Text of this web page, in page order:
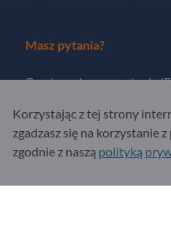
Masz pytania?
Często zadawane pytania
Nasza oferta usług
O nas
Korzystając z tej strony
zgadzasz się na korzystanie
zgodnie z naszą polityką